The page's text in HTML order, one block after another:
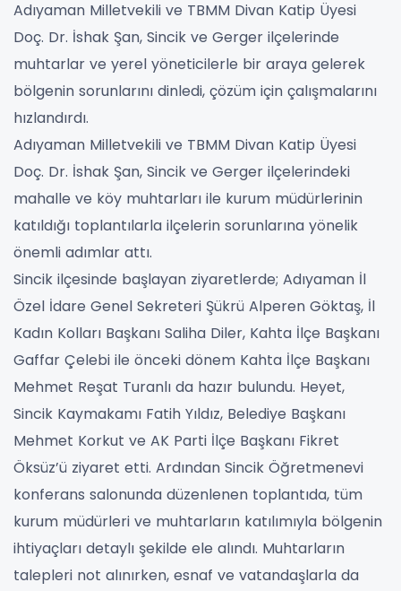
Adıyaman Milletvekili ve TBMM Divan Katip Üyesi
Doç. Dr. İshak Şan, Sincik ve Gerger ilçelerinde
muhtarlar ve yerel yöneticilerle bir araya gelerek
bölgenin sorunlarını dinledi, çözüm için çalışmalarını
hızlandırdı.
Adıyaman Milletvekili ve TBMM Divan Katip Üyesi
Doç. Dr. İshak Şan, Sincik ve Gerger ilçelerindeki
mahalle ve köy muhtarları ile kurum müdürlerinin
katıldığı toplantılarla ilçelerin sorunlarına yönelik
önemli adımlar attı.
Sincik ilçesinde başlayan ziyaretlerde; Adıyaman İl
Özel İdare Genel Sekreteri Şükrü Alperen Göktaş, İl
Kadın Kolları Başkanı Saliha Diler, Kahta İlçe Başkanı
Gaffar Çelebi ile önceki dönem Kahta İlçe Başkanı
Mehmet Reşat Turanlı da hazır bulundu. Heyet,
Sincik Kaymakamı Fatih Yıldız, Belediye Başkanı
Mehmet Korkut ve AK Parti İlçe Başkanı Fikret
Öksüz’ü ziyaret etti. Ardından Sincik Öğretmenevi
konferans salonunda düzenlenen toplantıda, tüm
kurum müdürleri ve muhtarların katılımıyla bölgenin
ihtiyaçları detaylı şekilde ele alındı. Muhtarların
talepleri not alınırken, esnaf ve vatandaşlarla da